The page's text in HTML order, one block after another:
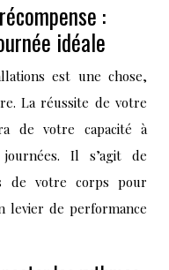
:
idéale
est une chose,
La réussite de votre
de votre capacité à
Il s’agit de
de votre corps pour
levier de performance